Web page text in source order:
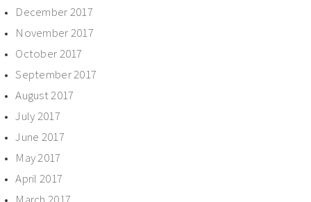
December 2017
November 2017
October 2017
September 2017
August 2017
July 2017
June 2017
May 2017
April 2017